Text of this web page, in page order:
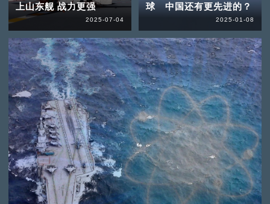
上山东舰 战力更强
2025-07-04
球 中国还有更先进的？
2025-01-08